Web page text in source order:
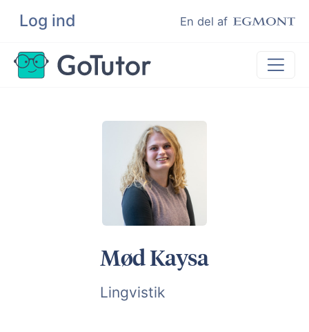
Log ind En del af
Søg
Lektiehjælp
Hjælp til ordblinde
Kundeudtalelser
Mød Kaysa
Lingvistik